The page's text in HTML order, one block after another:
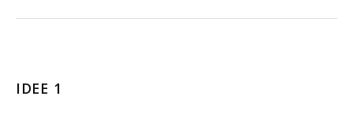
IDEE 1